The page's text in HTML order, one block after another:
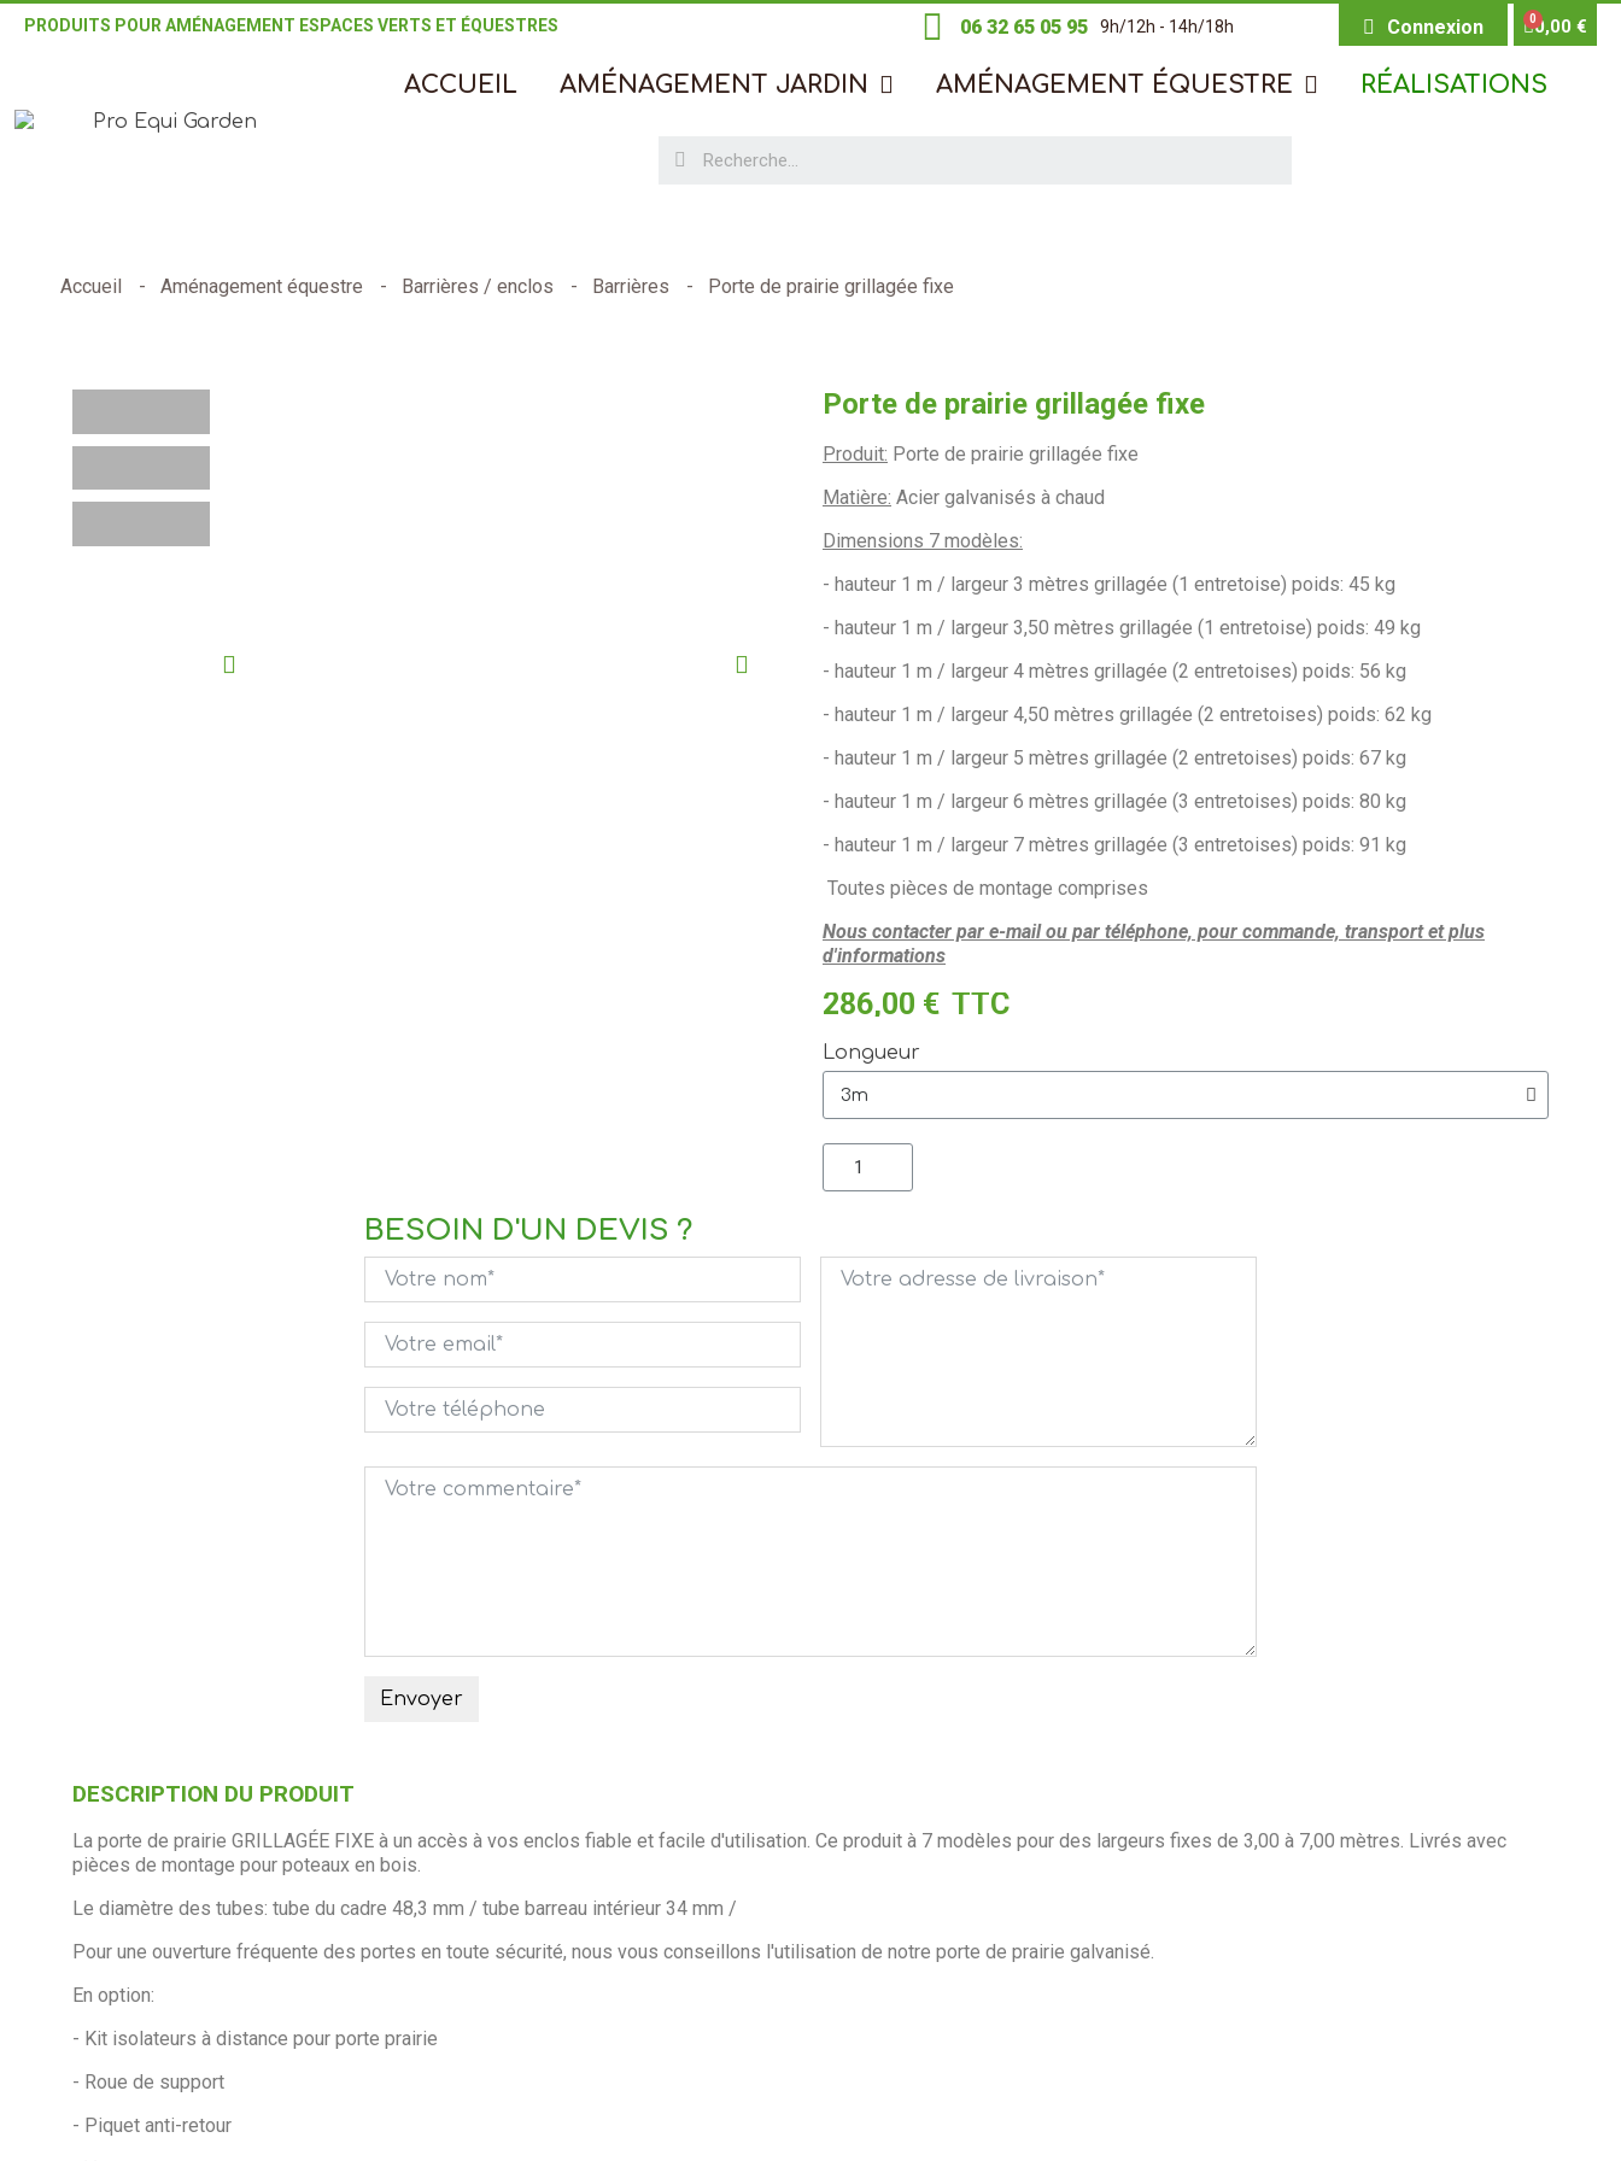
PRODUITS POUR AMÉNAGEMENT ESPACES VERTS ET ÉQUESTRES 06 32 65 05 95 9h/12h - 14h/18h Connexion 0,00 €
ACCUEIL AMÉNAGEMENT JARDIN AMÉNAGEMENT ÉQUESTRE RÉALISATIONS
Accueil Aménagement équestre Barrières / enclos Barrières Porte de prairie grillagée fixe
Porte de prairie grillagée fixe
Produit: Porte de prairie grillagée fixe
Matière: Acier galvanisés à chaud
Dimensions 7 modèles:
- hauteur 1 m / largeur 3 mètres grillagée (1 entretoise) poids: 45 kg
- hauteur 1 m / largeur 3,50 mètres grillagée (1 entretoise) poids: 49 kg
- hauteur 1 m / largeur 4 mètres grillagée (2 entretoises) poids: 56 kg
- hauteur 1 m / largeur 4,50 mètres grillagée (2 entretoises) poids: 62 kg
- hauteur 1 m / largeur 5 mètres grillagée (2 entretoises) poids: 67 kg
- hauteur 1 m / largeur 6 mètres grillagée (3 entretoises) poids: 80 kg
- hauteur 1 m / largeur 7 mètres grillagée (3 entretoises) poids: 91 kg
Toutes pièces de montage comprises
Nous contacter par e-mail ou par téléphone, pour commande, transport et plus
d'informations
286,00 € TTC
Longueur
BESOIN D'UN DEVIS ?
Envoyer
DESCRIPTION DU PRODUIT
La porte de prairie GRILLAGÉE FIXE à un accès à vos enclos fiable et facile d'utilisation. Ce produit à 7 modèles pour des largeurs fixes de 3,00 à 7,00 mètres. Livrés avec
pièces de montage pour poteaux en bois.
Le diamètre des tubes: tube du cadre 48,3 mm / tube barreau intérieur 34 mm /
Pour une ouverture fréquente des portes en toute sécurité, nous vous conseillons l'utilisation de notre porte de prairie galvanisé.
En option:
- Kit isolateurs à distance pour porte prairie
- Roue de support
- Piquet anti-retour